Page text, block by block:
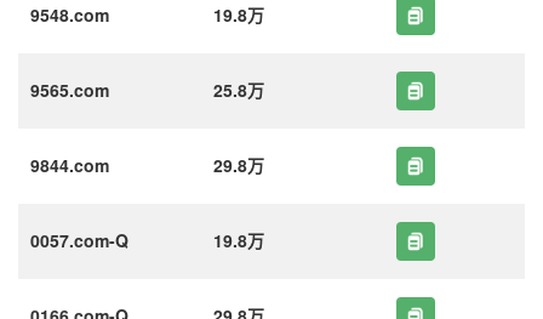
9548.com 19.8万
9565.com 25.8万
9844.com 29.8万
0057.com-Q 19.8万